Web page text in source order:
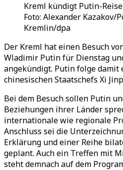
Kreml kündigt Putin-
Foto: Alexander Kazakov/
Kremlin/dpa
Der Kreml hat einen Besuch
Wladimir Putin für Dienstag
angekündigt. Putin folge damit
chinesischen Staatschefs Xi
Bei dem Besuch sollen Putin
Beziehungen ihrer Länder
internationale wie regionale
Anschluss sei die
Erklärung und einer Reihe
geplant. Auch ein Treffen mit
steht demnach auf dem